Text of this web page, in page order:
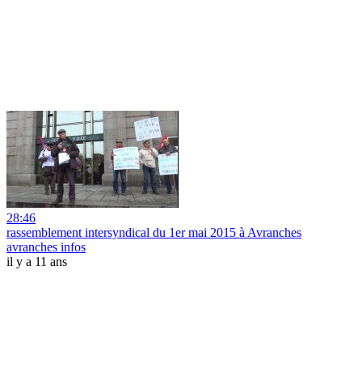
28:46
rassemblement intersyndical du 1er mai 2015 à Avranches
avranches infos
il y a 11 ans